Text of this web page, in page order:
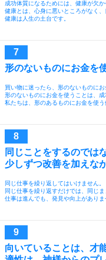
成功体質になるためには、健康が欠か
健康とは、心身に悪いところがなく、
健康は人生の土台です。
形のないものにお金を
買い物に迷ったら、形のないものにお
形のないものにお金を使うことは、成
私たちは、形のあるものにお金を使う
同じことをするのでは
少しずつ改善を加えな
同じ仕事を繰り返してはいけません。
同じ仕事を繰り返すだけでは、同じま
仕事は進んでも、発見や向上がありま
向いていることは、才